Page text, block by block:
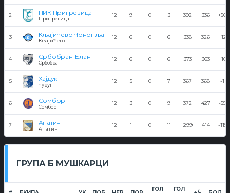
2 ПИК Пригревица
Пригревица
12 9 0 3 392 336 +56
3 Кљајићево Чонопља
Кљајићево
12 6 0 6 338 326 +12
4 Србобран-Елан
Србобран
12 6 0 6 373 363 +10
5 Хајдук
Чуруг
12 5 0 7 367 368 -1
6 Сомбор
Сомбор
12 3 0 9 372 427 -55
7 Апатин
Апатин
12 1 0 11 299 414 -115
ГРУПА Б МУШКАРЦИ
ГОЛ
ГОЛ